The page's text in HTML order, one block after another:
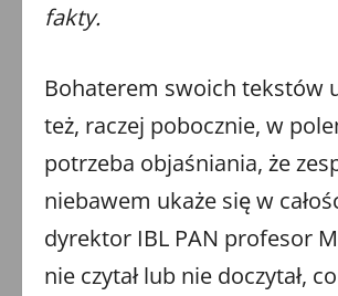
fakty.
Bohaterem swoich tekstów
też, raczej pobocznie, w
potrzeba objaśniania, że
niebawem ukaże się w
dyrektor IBL PAN profesor
nie czytał lub nie doczytał,